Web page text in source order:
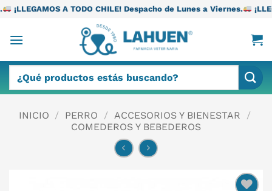
Saltar
contenido
TODO CHILE! Despacho de Lunes a Viernes. ¡LLEGAMOS A
por:
INICIO / PERRO / ACCESORIOS Y BIENESTAR
/
COMEDEROS Y BEBEDEROS